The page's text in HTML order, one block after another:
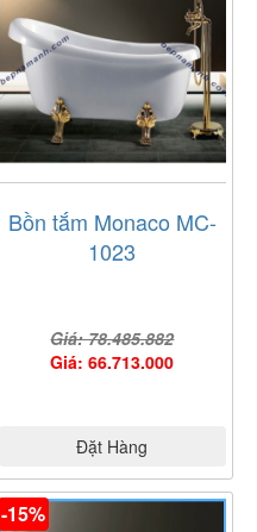
Bồn tắm Monaco MC-
1023
Giá: 78.485.882
Giá: 66.713.000
Đặt Hàng
-15%